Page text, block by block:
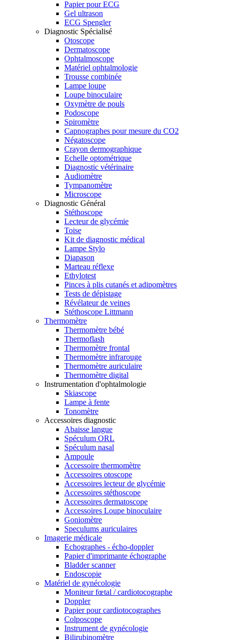
Papier pour ECG
Gel ultrason
ECG Spengler
Diagnostic Spécialisé
Otoscope
Dermatoscope
Ophtalmoscope
Matériel ophtalmologie
Trousse combinée
Lampe loupe
Loupe binoculaire
Oxymètre de pouls
Podoscope
Spiromètre
Capnographes pour mesure du CO2
Négatoscope
Crayon dermographique
Echelle optométrique
Diagnostic vétérinaire
Audiomètre
Tympanomètre
Microscope
Diagnostic Général
Stéthoscope
Lecteur de glycémie
Toise
Kit de diagnostic médical
Lampe Stylo
Diapason
Marteau réflexe
Ethylotest
Pinces à plis cutanés et adipomètres
Tests de dépistage
Révélateur de veines
Stéthoscope Littmann
Thermomètre
Thermomètre bébé
Thermoflash
Thermomètre frontal
Thermomètre infrarouge
Thermomètre auriculaire
Thermomètre digital
Instrumentation d'ophtalmologie
Skiascope
Lampe à fente
Tonomètre
Accessoires diagnostic
Abaisse langue
Spéculum ORL
Spéculum nasal
Ampoule
Accessoire thermomètre
Accessoires otoscope
Accessoires lecteur de glycémie
Accessoires stéthoscope
Accessoires dermatoscope
Accessoires Loupe binoculaire
Goniomètre
Speculums auriculaires
Imagerie médicale
Echographes - écho-doppler
Papier d'imprimante échographe
Bladder scanner
Endoscopie
Matériel de gynécologie
Moniteur fœtal / cardiotocographe
Doppler
Papier pour cardiotocographes
Colposcope
Instrument de gynécologie
Bilirubinomètre